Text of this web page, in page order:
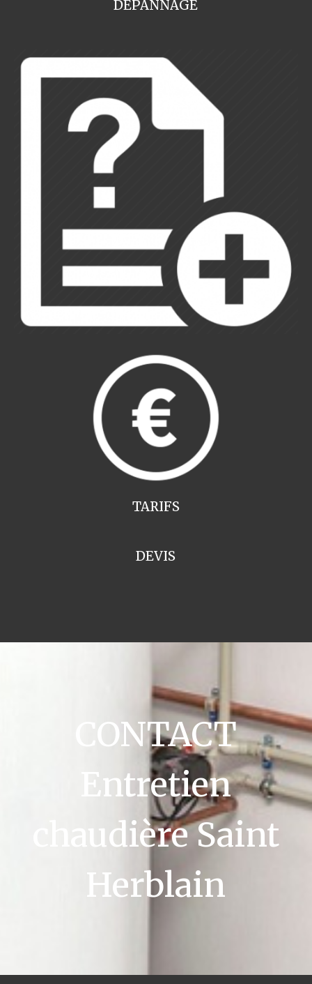
DEPANNAGE
TARIFS
DEVIS
CONTACT
Entretien
chaudière Saint
Herblain